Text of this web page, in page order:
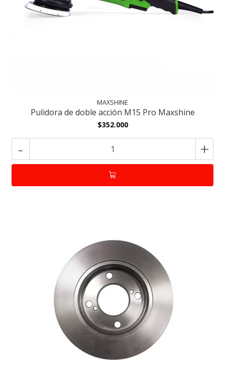
MAXSHINE
Pulidora de doble acción M15 Pro Maxshine
$352.000
- +